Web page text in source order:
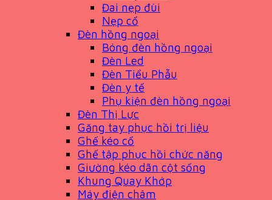
Đai nẹp đùi
Nẹp cổ
Đèn hồng ngoại
Bóng đèn hồng ngoại
Đèn Led
Đèn Tiểu Phẫu
Đèn y tế
Phụ kiện đèn hồng ngoại
Đèn Thị Lực
Găng tay phục hồi trị liệu
Ghế kéo cổ
Ghế tập phục hồi chức năng
Giường kéo dãn cột sống
Khung Quay Khớp
Máy điện châm